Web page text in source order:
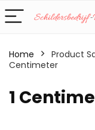
Home Product
Centimeter
‎1